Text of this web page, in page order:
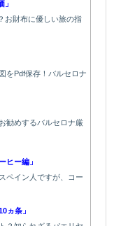
」
お財布に優しい旅の指
をPdf保存！バルセロナ
勧めするバルセロナ厳
ヒー編」
ペイン人ですが、コー
ヵ条」